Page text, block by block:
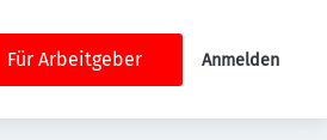
Für Arbeitgeber Anmelden